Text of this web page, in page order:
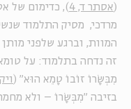
(אסתר ד, 4
), כדימום של
מרדכי, מסיק התלמוד
המוות, וברגע שלפני
זה נדחה בתלמוד: על
מִבְּשָׂרוֹ זוֹבוֹ טָמֵא הוּא" (
בזיבה "מִבְּשָׂרוֹ – ולא